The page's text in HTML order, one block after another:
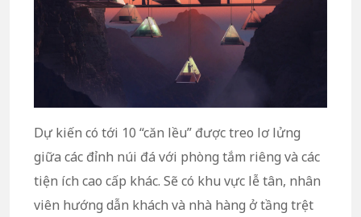
Dự kiến ​​có tới 10 “căn lều” được treo lơ lửng
giữa các đỉnh núi đá với phòng tắm riêng và các
tiện ích cao cấp khác. Sẽ có khu vực lễ tân, nhân
viên hướng dẫn khách và nhà hàng ở tầng trệt